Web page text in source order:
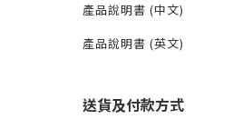
產品說明書 (中文)
產品說明書 (英文)
送貨及付款方式